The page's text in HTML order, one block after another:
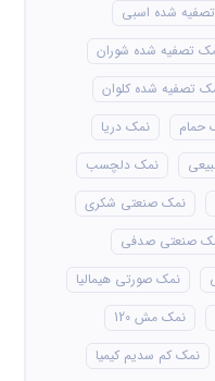
شده اسبی
تصفیه شده شوران
تصفیه شده کلوان
حمام
نمک دریا
نمک دلچسب
نمک صنعتی شکری
صنعتی صدفی
نمک صورتی هیمالیا
نمک مش 120
نمک کم سدیم کیمیا